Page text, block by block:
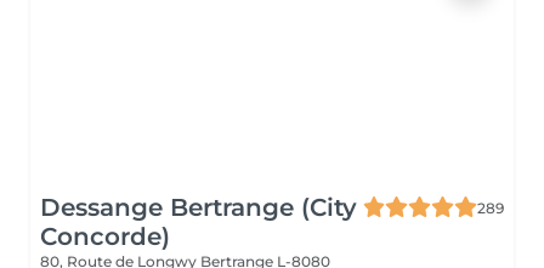
Dessange Bertrange (City
Concorde)
289
80, Route de Longwy Bertrange L-8080